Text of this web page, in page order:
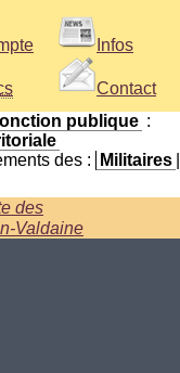
Infos
Contact
publique :
des :
Militaires
des
Valdaine